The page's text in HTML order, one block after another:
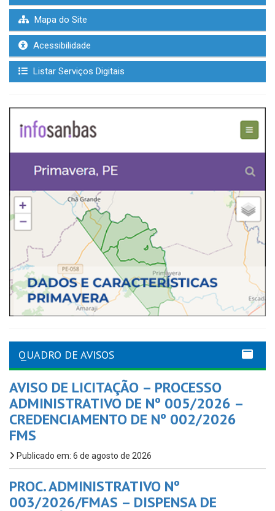
Mapa do Site
Acessibilidade
Listar Serviços Digitais
QUADRO DE AVISOS
AVISO DE LICITAÇÃO – PROCESSO
ADMINISTRATIVO DE Nº 005/2026 –
CREDENCIAMENTO DE Nº 002/2026
FMS
Publicado em: 6 de agosto de 2026
PROC. ADMINISTRATIVO Nº
003/2026/FMAS – DISPENSA DE